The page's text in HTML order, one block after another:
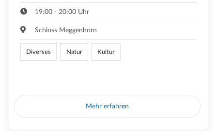
19:00 - 20:00 Uhr
Schloss Meggenhorn
Diverses Natur Kultur
Mehr erfahren